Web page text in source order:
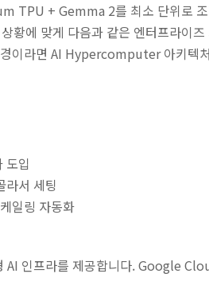
+ Gemma 2를 최소 단위로 조
에 맞게 다음과 같은 엔터프라이
이라면 AI Hypercomputer 아키텍
도입
라서 세팅
일링 자동화
인프라를 제공합니다. Google